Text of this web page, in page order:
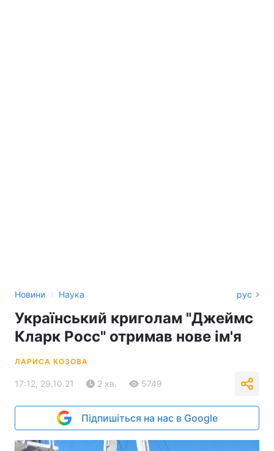
Новини › Наука рус
Український криголам "Джеймс
Кларк Росс" отримав нове ім'я
ЛАРИСА КОЗОВА
17:12, 29.10.21 2 хв. 5749
Підпишіться на нас в Google